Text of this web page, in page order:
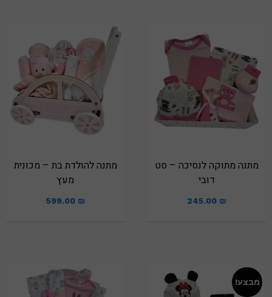
מתנה מתוקה לנסיכה – סט
דובי
245.00 ₪
מתנה להולדת בת – מכונית
מעץ
599.00 ₪
מבצע!